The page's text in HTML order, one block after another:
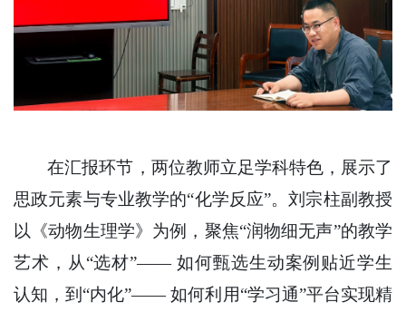
在汇报环节，两位教师立足学科特色，展示了
思政元素与专业教学的“化学反应”。刘宗柱副教授
以《动物生理学》为例，聚焦“润物细无声”的教学
艺术，从“选材”——​ 如何甄选生动案例贴近学生
认知，到“内化”——​ 如何利用“学习通”平台实现精